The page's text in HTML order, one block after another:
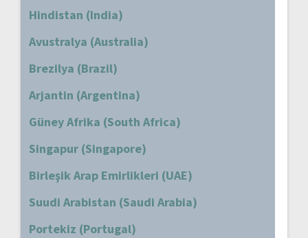
Hindistan (India)
Avustralya (Australia)
Brezilya (Brazil)
Arjantin (Argentina)
Güney Afrika (South Africa)
Singapur (Singapore)
Birleşik Arap Emirlikleri (UAE)
Suudi Arabistan (Saudi Arabia)
Portekiz (Portugal)